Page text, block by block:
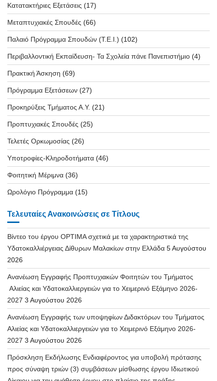
Κατατακτήριες Εξετάσεις (17)
Μεταπτυχιακές Σπουδές (66)
Παλαιό Πρόγραμμα Σπουδών (T.E.I.) (102)
Περιβαλλοντική Εκπαίδευση- Τα Σχολεία πάνε Πανεπιστήμιο (4)
Πρακτική Άσκηση (69)
Πρόγραμμα Εξετάσεων (27)
Προκηρύξεις Τμήματος Α.Υ. (21)
Προπτυχιακές Σπουδές (25)
Τελετές Ορκωμοσίας (26)
Υποτροφίες-Κληροδοτήματα (46)
Φοιτητική Μέριμνα (36)
Ωρολόγιο Πρόγραμμα (15)
Τελευταίες Ανακοινώσεις σε Τίτλους
Βίντεο του έργου OPTIMA σχετικά με τα χαρακτηριστικά της
Υδατοκαλλιέργειας Δίθυρων Μαλακίων στην Ελλάδα 5 Αυγούστου
2026
Ανανέωση Εγγραφής Προπτυχιακών Φοιτητών του Τμήματος
Αλιείας και Υδατοκαλλιεργειών για το Χειμερινό Εξάμηνο 2026-
2027 3 Αυγούστου 2026
Ανανέωση Εγγραφής των υποψηφίων Διδακτόρων του Τμήματος
Αλιείας και Υδατοκαλλιεργειών για το Χειμερινό Εξάμηνο 2026-
2027 3 Αυγούστου 2026
Πρόσκληση Εκδήλωσης Ενδιαφέροντος για υποβολή πρότασης
προς σύναψη τριών (3) συμβάσεων μίσθωσης έργου Ιδιωτικού